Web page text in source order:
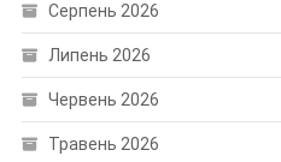
Серпень 2026
Липень 2026
Червень 2026
Травень 2026